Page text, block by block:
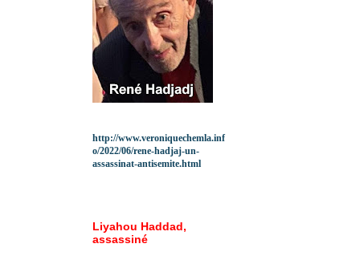
http://www.veroniquechemla.inf
o/2022/06/rene-hadjaj-un-
assassinat-antisemite.html
Liyahou Haddad,
assassiné